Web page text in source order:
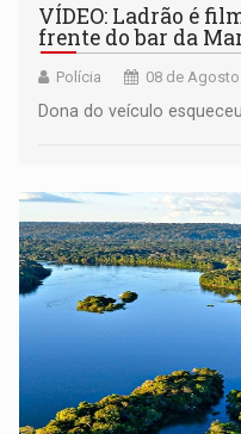
VÍDEO: Ladrão é
frente do bar da
Polícia 08 de
Dona do veículo